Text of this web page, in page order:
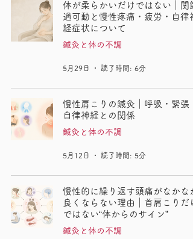
体が柔らかいだけではない｜関
過可動と慢性疼痛・疲労・自律
経症状について
鍼灸と体の不調
5月29日 読了時間: 6分
慢性肩こりの鍼灸｜呼吸・緊張
自律神経との関係
鍼灸と体の不調
5月12日 読了時間: 5分
慢性的に繰り返す頭痛がなかな
良くならない理由｜首肩こりだ
ではない“体からのサイン”
鍼灸と体の不調